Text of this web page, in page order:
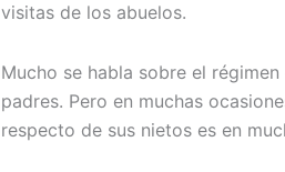
visitas de los abuelos.
Mucho se habla sobre el
padres. Pero en muchas
respecto de sus nietos es en